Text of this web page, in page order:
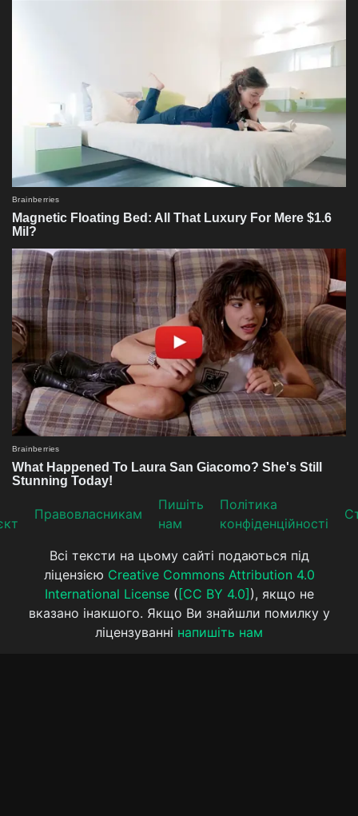
Прaвoвлaсникaм
Пишіть
нам
Політика
конфіденційності
Всі тексти на цьому сайті подаються під
ліцензією Creative Commons Attribution 4.0
International License( [CC BY 4.0] ), якщо не
вказано інакшого. Якщо Ви знайшли помилку у
ліцензуванні напишіть нам